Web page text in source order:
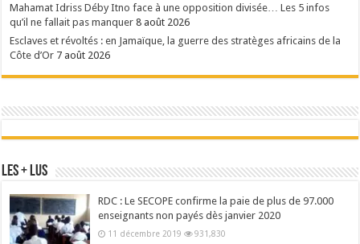
Mahamat Idriss Déby Itno face à une opposition divisée… Les 5 infos
qu’il ne fallait pas manquer 8 août 2026
Esclaves et révoltés : en Jamaïque, la guerre des stratèges africains de la
Côte d’Or 7 août 2026
Les + Lus
RDC : Le SECOPE confirme la paie de plus de 97.000
enseignants non payés dès janvier 2020
11 décembre 2019 931,830